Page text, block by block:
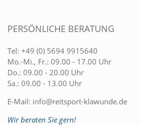
PERSÖNLICHE BERATUNG
Tel: +49 (0) 5694 9915640
Mo.-Mi., Fr.: 09.00 - 17.00 Uhr
Do.: 09.00 - 20.00 Uhr
Sa.: 09.00 - 13.00 Uhr
E-Mail: info@reitsport-klawunde.de
Wir beraten Sie gern!